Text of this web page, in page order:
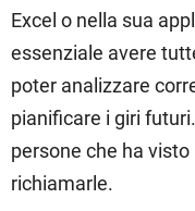
Excel o nella sua
essenziale avere
poter analizzare
pianificare i giri
persone che ha
richiamarle.